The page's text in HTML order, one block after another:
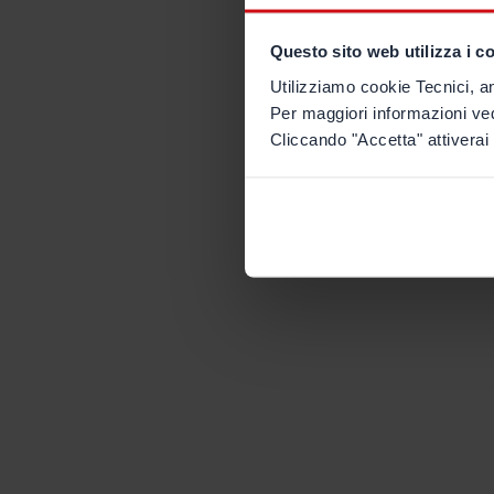
Questo sito web utilizza i
Utilizziamo cookie Tecnici,
Per maggiori informazioni
Cliccando "Accetta"